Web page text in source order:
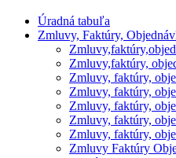
Úradná tabuľa
Zmluvy, Faktúry,
Zmluvy,faktúry,
Zmluvy, faktúry,
Zmluvy, faktúry,
Zmluvy, faktúry,
Zmluvy, faktúry,
Zmluvy, faktúry,
Zmluvy Faktúry